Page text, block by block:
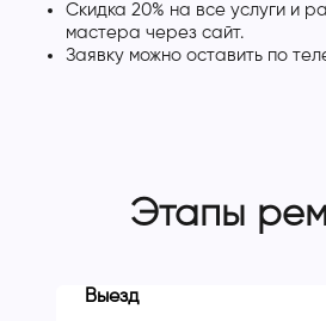
Скидка 20% на все услуги и
мастера через сайт.
Заявку можно оставить по
Этапы
Выезд